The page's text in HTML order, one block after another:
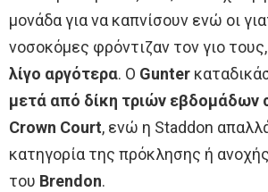
μονάδα για να καπνίσουν ενώ οι
νοσοκόμες φρόντιζαν τον γιο τους,
λίγο αργότερα. Ο Gunter
μετά από δίκη τριών εβδομάδων
Crown Court, ενώ η Staddon
κατηγορία της πρόκλησης ή
του Brendon.